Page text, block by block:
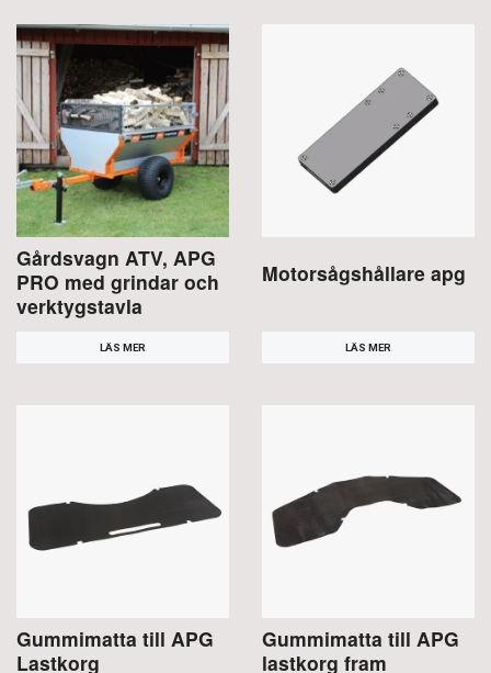
Gårdsvagn ATV, APG
PRO med grindar och
verktygstavla
LÄS MER
Motorsågshållare apg
LÄS MER
Gummimatta till APG
Lastkorg
Gummimatta till APG
lastkorg fram